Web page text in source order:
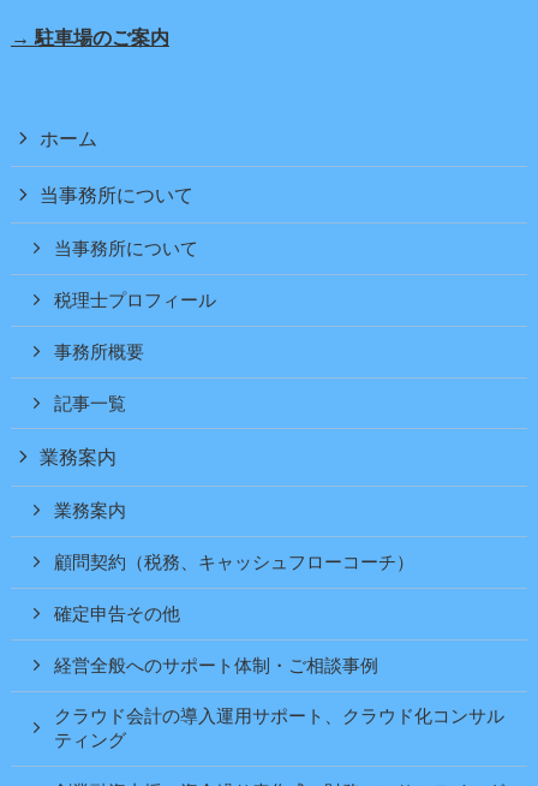
→ 駐車場のご案内
ホーム
当事務所について
当事務所について
税理士プロフィール
事務所概要
記事一覧
業務案内
業務案内
顧問契約（税務、キャッシュフローコーチ）
確定申告その他
経営全般へのサポート体制・ご相談事例
クラウド会計の導入運用サポート、クラウド化コンサル
ティング